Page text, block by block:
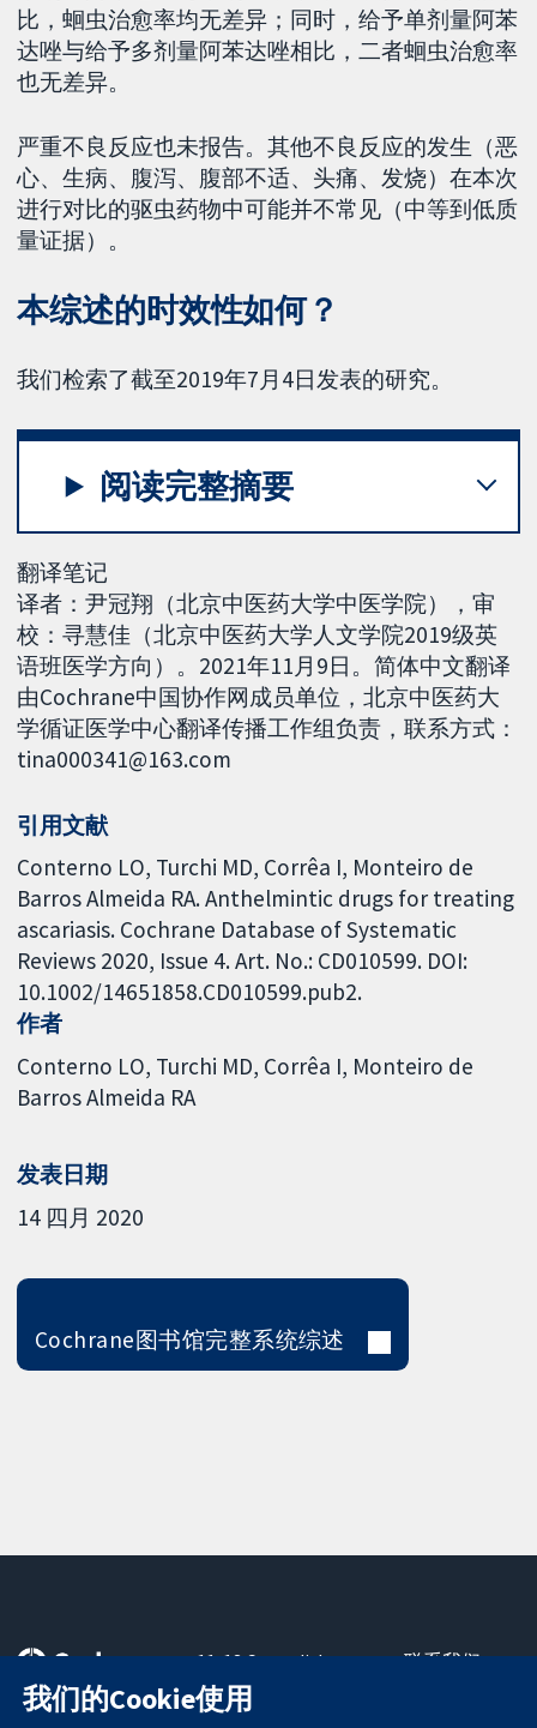
比，蛔虫治愈率均无差异；同时，给予单剂量阿苯
达唑与给予多剂量阿苯达唑相比，二者蛔虫治愈率
也无差异。
严重不良反应也未报告。其他不良反应的发生（恶
心、生病、腹泻、腹部不适、头痛、发烧）在本次
进行对比的驱虫药物中可能并不常见（中等到低质
量证据）。
本综述的时效性如何？
我们检索了截至2019年7月4日发表的研究。
阅读完整摘要
翻译笔记
译者：尹冠翔（北京中医药大学中医学院），审
校：寻慧佳（北京中医药大学人文学院2019级英
语班医学方向）。2021年11月9日。简体中文翻译
由Cochrane中国协作网成员单位，北京中医药大
学循证医学中心翻译传播工作组负责，联系方式：
tina000341@163.com
引用文献
Conterno LO, Turchi MD, Corrêa I, Monteiro de
Barros Almeida RA. Anthelmintic drugs for treating
ascariasis. Cochrane Database of Systematic
Reviews 2020, Issue 4. Art. No.: CD010599. DOI:
10.1002/14651858.CD010599.pub2.
作者
Conterno LO Turchi MD Corrêa I Monteiro de
Barros Almeida RA
发表日期
14 四月 2020
Cochrane图书馆完整系统综述
可信任的证据
11-13 Cavendish
Square
London
联系我们
我们的Cookie使用